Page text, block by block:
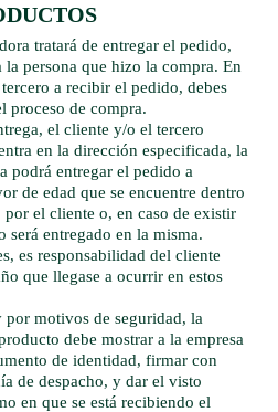
tratará de entregar el pedido,
la persona que hizo la compra. En
a recibir el pedido, debes
proceso de compra.
el cliente y/o el tercero
en la dirección especificada, la
podrá entregar el pedido a
de edad que se encuentre dentro
el cliente o, en caso de existir
será entregado en la misma.
es responsabilidad del cliente
que llegase a ocurrir en estos
por motivos de seguridad, la
debe mostrar a la empresa
de identidad, firmar con
de despacho, y dar el visto
en que se está recibiendo el